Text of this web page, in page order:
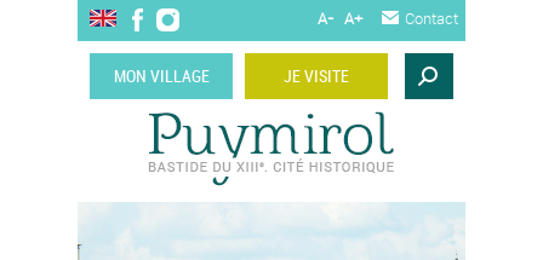
A- A+ Contact
MON VILLAGE JE VISITE